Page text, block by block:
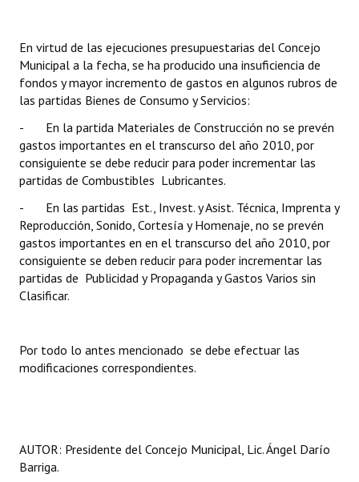
NORMATIVA
Comunicaciones
Declaraciones
Resoluciones
Resoluciones de Presidencia
INSTITUCIONAL
Antiguos Pobladores
Noticias Destacadas
Datos Históricos
Mujeres que Dejaron Huellas - Registro
En virtud de las ejecuciones presupuestarias del Concejo
Municipal a la fecha, se ha producido una insuficiencia de
fondos y mayor incremento de gastos en algunos rubros de
las partidas Bienes de Consumo y Servicios:
- En la partida Materiales de Construcción no se prevén
gastos importantes en el transcurso del año 2010, por
consiguiente se debe reducir para poder incrementar las
partidas de Combustibles  Lubricantes.
- En las partidas Est., Invest. y Asist. Técnica, Imprenta y
Reproducción, Sonido, Cortesía y Homenaje, no se prevén
gastos importantes en en el transcurso del año 2010, por
consiguiente se deben reducir para poder incrementar las
partidas de Publicidad y Propaganda y Gastos Varios sin
Clasificar.
Por todo lo antes mencionado se debe efectuar las
modificaciones correspondientes.
AUTOR: Presidente del Concejo Municipal, Lic. Ángel Darío
Barriga.